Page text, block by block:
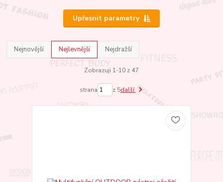
Upřesnit parametry
Nejnovější Nejlevnější Nejdražší
Zobrazuji 1-10 z 47
strana z 5další